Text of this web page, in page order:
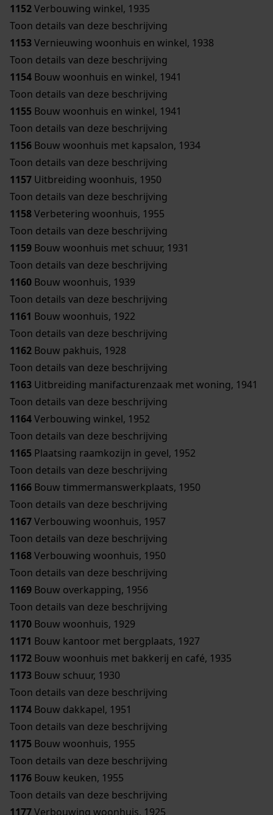
1152Verbouwing winkel, 1935
Toon details van deze beschrijving
1153Vernieuwing woonhuis en winkel, 1938
Toon details van deze beschrijving
1154 Bouw woonhuis en winkel, 1941
Toon details van deze beschrijving
1155 Bouw woonhuis en winkel, 1941
Toon details van deze beschrijving
1156 Bouw woonhuis met kapsalon, 1934
Toon details van deze beschrijving
1157 Uitbreiding woonhuis, 1950
Toon details van deze beschrijving
1158Verbetering woonhuis, 1955
Toon details van deze beschrijving
1159 Bouw woonhuis met schuur, 1931
Toon details van deze beschrijving
1160 Bouw woonhuis, 1939
Toon details van deze beschrijving
1161 Bouw woonhuis, 1922
Toon details van deze beschrijving
1162 Bouw pakhuis, 1928
Toon details van deze beschrijving
1163 Uitbreiding manifacturenzaak met woning, 1941
Toon details van deze beschrijving
1164Verbouwing winkel, 1952
Toon details van deze beschrijving
1165 Plaatsing raamkozijn in gevel, 1952
Toon details van deze beschrijving
1166 Bouw timmermanswerkplaats, 1950
Toon details van deze beschrijving
1167Verbouwing woonhuis, 1957
Toon details van deze beschrijving
1168Verbouwing woonhuis, 1950
Toon details van deze beschrijving
1169 Bouw overkapping, 1956
Toon details van deze beschrijving
1170 Bouw woonhuis, 1929
1171 Bouw kantoor met bergplaats, 1927
1172 Bouw woonhuis met bakkerij en café, 1935
1173 Bouw schuur, 1930
Toon details van deze beschrijving
1174 Bouw dakkapel, 1951
Toon details van deze beschrijving
1175 Bouw woonhuis, 1955
Toon details van deze beschrijving
1176 Bouw keuken, 1955
Toon details van deze beschrijving
1177Verbouwing woonhuis, 1925